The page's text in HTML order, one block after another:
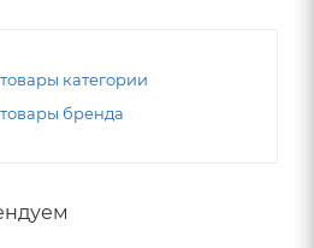
категории
бренда